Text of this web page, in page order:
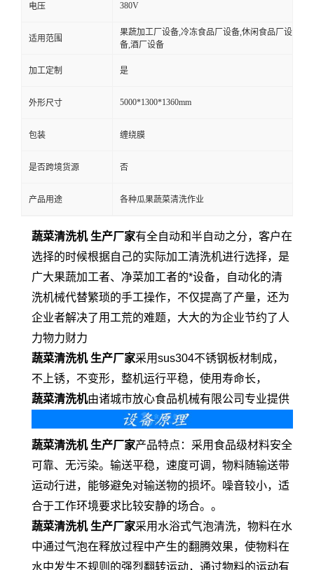
电压 380V
适用范围
果蔬加工厂设备,冷冻食品厂设备,休闲食品厂设
备,酒厂设备
加工定制 是
外形尺寸 5000*1300*1360mm
包装 缠绕膜
是否跨境货源 否
产品用途 各种瓜果蔬菜清洗作业
蔬菜清洗机 生产厂家有全自动和半自动之分，客户在
选择的时候根据自己的实际加工清洗机进行选择，是
广大果蔬加工者、净菜加工者的*设备，自动化的清
洗机械代替繁琐的手工操作，不仅提高了产量，还为
企业者解决了用工荒的难题，大大的为企业节约了人
力物力财力
蔬菜清洗机 生产厂家采用sus304不锈钢板材制成，
不上锈，不变形，整机运行平稳，使用寿命长，
蔬菜清洗机由诸城市放心食品机械有限公司专业提供
蔬菜清洗机 生产厂家产品特点：采用食品级材料安全
可靠、无污染。输送平稳，速度可调，物料随输送带
运动行进，能够避免对输送物的损坏。噪音较小，适
合于工作环境要求比较安静的场合。。
蔬菜清洗机 生产厂家采用水浴式气泡清洗，物料在水
中通过气泡在释放过程中产生的翻腾效果，使物料在
水中发生不规则的强烈翻转运动，通过物料的运动有